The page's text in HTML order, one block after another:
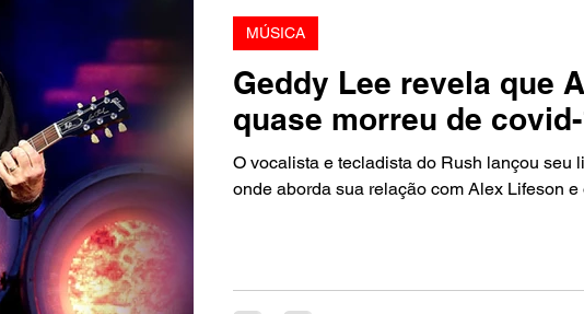
Geddy Lee revela que
quase morreu de
O vocalista e tecladista do Rush lançou seu
onde aborda sua relação com Alex Lifeson
MÚSICA